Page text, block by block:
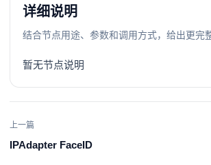
详细说明
结合节点用途、参数和调用方式，给出更完
暂无节点说明
上一篇
IPAdapter FaceID